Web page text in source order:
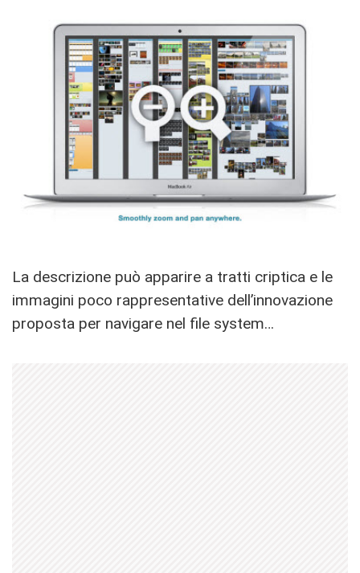
La descrizione può apparire a tratti criptica e le
immagini poco rappresentative dell’innovazione
proposta per navigare nel file system…